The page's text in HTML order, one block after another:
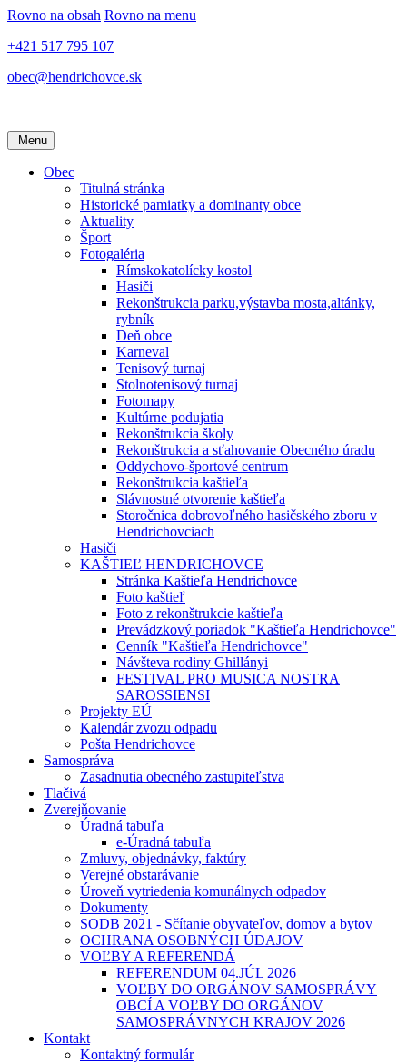
Rovno na obsah Rovno na menu
+421 517 795 107
obec@hendrichovce.sk
Menu
Obec
Titulná stránka
Historické pamiatky a dominanty obce
Aktuality
Šport
Fotogaléria
Rímskokatolícky kostol
Hasiči
Rekonštrukcia parku,výstavba mosta,altánky,
rybník
Deň obce
Karneval
Tenisový turnaj
Stolnotenisový turnaj
Fotomapy
Kultúrne podujatia
Rekonštrukcia školy
Rekonštrukcia a sťahovanie Obecného úradu
Oddychovo-športové centrum
Rekonštrukcia kaštieľa
Slávnostné otvorenie kaštieľa
Storočnica dobrovoľného hasičského zboru v
Hendrichovciach
Hasiči
KAŠTIEĽ HENDRICHOVCE
Stránka Kaštieľa Hendrichovce
Foto kaštieľ
Foto z rekonštrukcie kaštieľa
Prevádzkový poriadok "Kaštieľa Hendrichovce"
Cenník "Kaštieľa Hendrichovce"
Návšteva rodiny Ghillányi
FESTIVAL PRO MUSICA NOSTRA
SAROSSIENSI
Projekty EÚ
Kalendár zvozu odpadu
Pošta Hendrichovce
Samospráva
Zasadnutia obecného zastupiteľstva
Tlačivá
Zverejňovanie
Úradná tabuľa
e-Úradná tabuľa
Zmluvy, objednávky, faktúry
Verejné obstarávanie
Úroveň vytriedenia komunálnych odpadov
Dokumenty
SODB 2021 - Sčítanie obyvateľov, domov a bytov
OCHRANA OSOBNÝCH ÚDAJOV
VOĽBY A REFERENDÁ
REFERENDUM 04.JÚL 2026
VOĽBY DO ORGÁNOV SAMOSPRÁVY
OBCÍ A VOĽBY DO ORGÁNOV
SAMOSPRÁVNYCH KRAJOV 2026
Kontakt
Kontaktný formulár